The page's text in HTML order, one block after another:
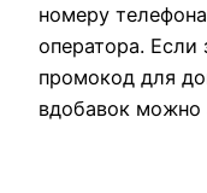
номеру
оператора. Если
промокод для
вдобавок можно